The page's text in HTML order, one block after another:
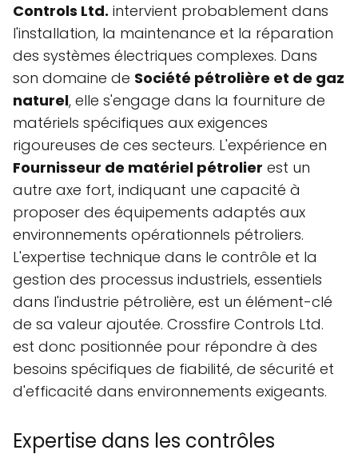
Controls Ltd. intervient probablement dans
l'installation, la maintenance et la réparation
des systèmes électriques complexes. Dans
son domaine de Société pétrolière et de gaz
naturel, elle s'engage dans la fourniture de
matériels spécifiques aux exigences
rigoureuses de ces secteurs. L'expérience en
Fournisseur de matériel pétrolier est un
autre axe fort, indiquant une capacité à
proposer des équipements adaptés aux
environnements opérationnels pétroliers.
L'expertise technique dans le contrôle et la
gestion des processus industriels, essentiels
dans l'industrie pétrolière, est un élément-clé
de sa valeur ajoutée. Crossfire Controls Ltd.
est donc positionnée pour répondre à des
besoins spécifiques de fiabilité, de sécurité et
d'efficacité dans environnements exigeants.
Expertise dans les contrôles